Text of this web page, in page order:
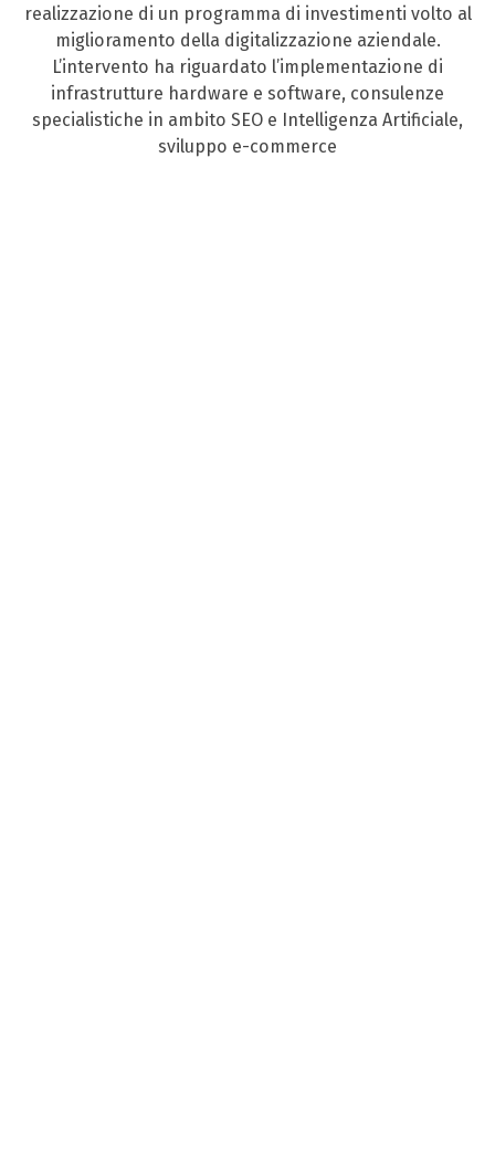
realizzazione di un programma di investimenti volto al
miglioramento della digitalizzazione aziendale.
L’intervento ha riguardato l’implementazione di
infrastrutture hardware e software, consulenze
specialistiche in ambito SEO e Intelligenza Artificiale,
sviluppo e-commerce